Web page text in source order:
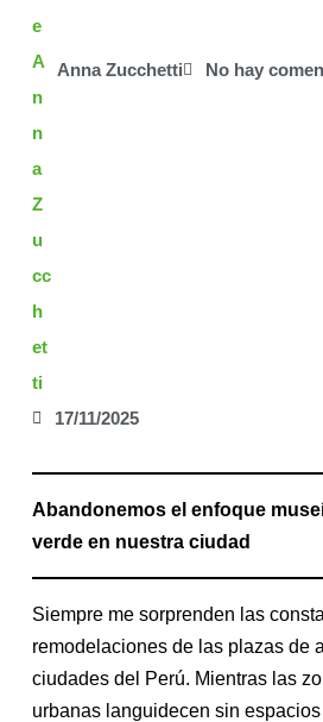
Anna Zucchetti No hay
17/11/2025
Abandonemos el enfoque
verde en nuestra ciudad
Siempre me sorprenden las
remodelaciones de las plazas de
ciudades del Perú. Mientras las
urbanas languidecen sin